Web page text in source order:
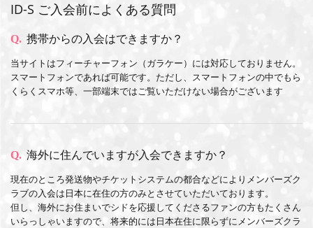
ID-S ご入会前によくある質問
Q. 携帯からの入会はできますか？
当サイトはフィーチャーフォン（ガラケー）には対応しておりません。
スマートフォンであれば可能です。ただし、スマートフォンの中でもら
くらくスマホ等、一部端末ではご覧いただけない場合がございます
Q. 海外に住んでいますが入会できますか？
現在のところ発送物やチケットシステムの都合などによりメンバーズク
ラブの入会は日本に在住の方のみとさせていただいております。
但し、海外にお住まいでシドを応援してくださるファンの方もたくさん
いらっしゃいますので、将来的には日本在住に限らずにメンバーズクラ